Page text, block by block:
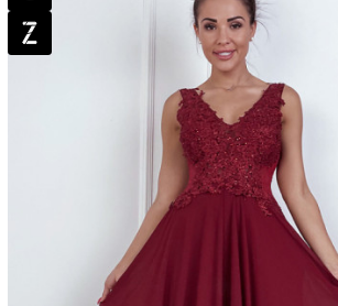
WEDŁUG KOLORU